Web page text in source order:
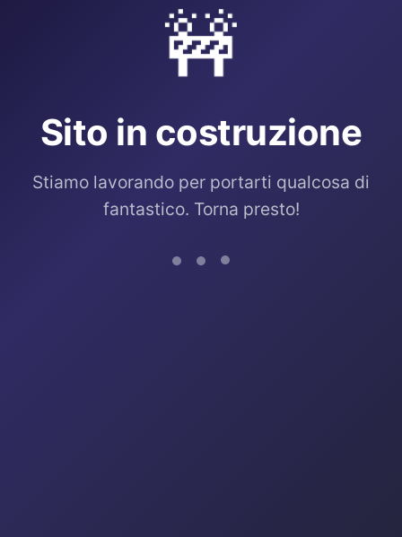
🚧
Sito in costruzione
Stiamo lavorando per portarti qualcosa di
fantastico. Torna presto!